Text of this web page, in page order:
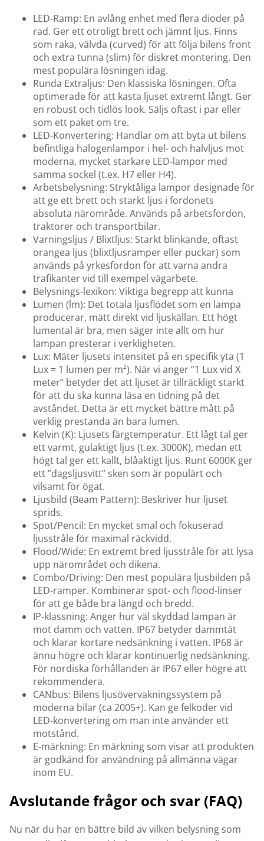
LED-Ramp: En avlång enhet med flera dioder på
rad. Ger ett otroligt brett och jämnt ljus. Finns
som raka, välvda (curved) för att följa bilens front
och extra tunna (slim) för diskret montering. Den
mest populära lösningen idag.
Runda Extraljus: Den klassiska lösningen. Ofta
optimerade för att kasta ljuset extremt långt. Ger
en robust och tidlös look. Säljs oftast i par eller
som ett paket om tre.
LED-Konvertering: Handlar om att byta ut bilens
befintliga halogenlampor i hel- och halvljus mot
moderna, mycket starkare LED-lampor med
samma sockel (t.ex. H7 eller H4).
Arbetsbelysning: Stryktåliga lampor designade för
att ge ett brett och starkt ljus i fordonets
absoluta närområde. Används på arbetsfordon,
traktorer och transportbilar.
Varningsljus / Blixtljus: Starkt blinkande, oftast
orangea ljus (blixtljusramper eller puckar) som
används på yrkesfordon för att varna andra
trafikanter vid till exempel vägarbete.
Belysnings-lexikon: Viktiga begrepp att kunna
Lumen (lm): Det totala ljusflödet som en lampa
producerar, mätt direkt vid ljuskällan. Ett högt
lumental är bra, men säger inte allt om hur
lampan presterar i verkligheten.
Lux: Mäter ljusets intensitet på en specifik yta (1
Lux = 1 lumen per m²). När vi anger ”1 Lux vid X
meter” betyder det att ljuset är tillräckligt starkt
för att du ska kunna läsa en tidning på det
avståndet. Detta är ett mycket bättre mått på
verklig prestanda än bara lumen.
Kelvin (K): Ljusets färgtemperatur. Ett lågt tal ger
ett varmt, gulaktigt ljus (t.ex. 3000K), medan ett
högt tal ger ett kallt, blåaktigt ljus. Runt 6000K ger
ett ”dagsljusvitt” sken som är populärt och
vilsamt för ögat.
Ljusbild (Beam Pattern): Beskriver hur ljuset
sprids.
Spot/Pencil: En mycket smal och fokuserad
ljusstråle för maximal räckvidd.
Flood/Wide: En extremt bred ljusstråle för att lysa
upp närområdet och dikena.
Combo/Driving: Den mest populära ljusbilden på
LED-ramper. Kombinerar spot- och flood-linser
för att ge både bra längd och bredd.
IP-klassning: Anger hur väl skyddad lampan är
mot damm och vatten. IP67 betyder dammtät
och klarar kortare nedsänkning i vatten. IP68 är
ännu högre och klarar kontinuerlig nedsänkning.
För nordiska förhållanden är IP67 eller högre att
rekommendera.
CANbus: Bilens ljusövervakningssystem på
moderna bilar (ca 2005+). Kan ge felkoder vid
LED-konvertering om man inte använder ett
motstånd.
E-märkning: En märkning som visar att produkten
är godkänd för användning på allmänna vägar
inom EU.
Avslutande frågor och svar (FAQ)
Nu när du har en bättre bild av vilken belysning som